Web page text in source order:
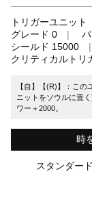
トリガーユニット
グレード 0
シールド 15000
クリティカルトリ
【自】【(R)】：こ
ニットをソウルに置
ワー＋2000。
時
スタンダード